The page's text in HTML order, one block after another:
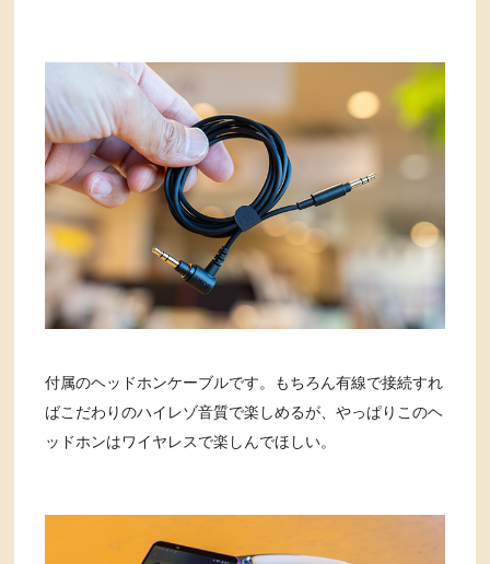
付属のヘッドホンケーブルです。もちろん有線で接続すれ
ばこだわりのハイレゾ音質で楽しめるが、やっぱりこのヘ
ッドホンはワイヤレスで楽しんでほしい。